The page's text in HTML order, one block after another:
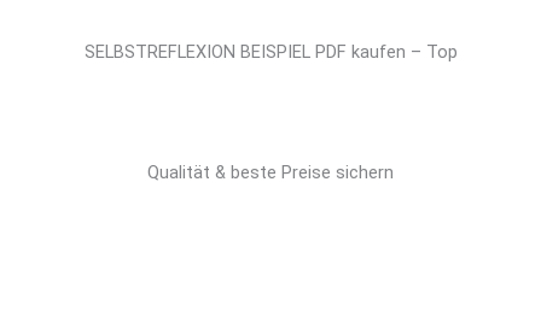
SELBSTREFLEXION BEISPIEL PDF kaufen – Top
Qualität & beste Preise sichern